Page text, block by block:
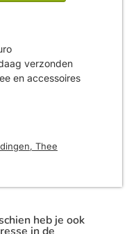
verzonden
en accessoires
, Thee
heb je ook